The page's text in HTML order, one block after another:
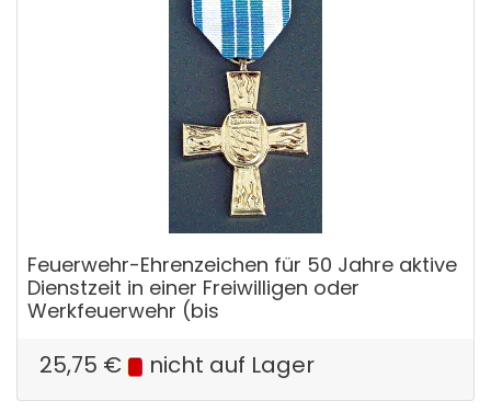
Feuerwehr-Ehrenzeichen für 50 Jahre aktive
Dienstzeit in einer Freiwilligen oder
Werkfeuerwehr (bis
25,75 € nicht auf Lager